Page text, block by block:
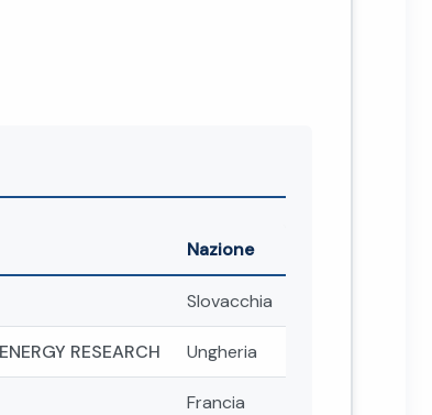
Nazione
Slovacchia
RESEARCH Ungheria
Francia